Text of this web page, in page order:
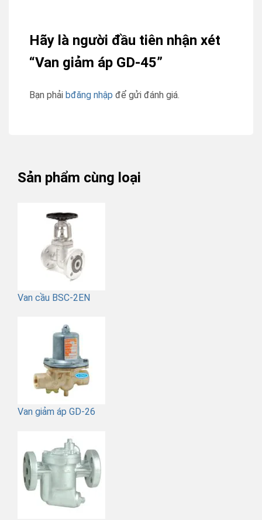
Hãy là người đầu tiên nhận xét
“Van giảm áp GD-45”
Bạn phải bđăng nhập để gửi đánh giá.
Sản phẩm cùng loại
Van cầu BSC-2EN
Van giảm áp GD-26